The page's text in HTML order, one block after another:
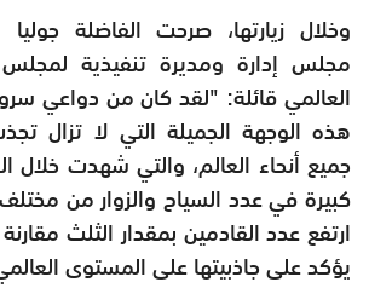
وخلال زيارتها، صرحت الفاضلة
مجلس إدارة ومديرة تنفيذية
العالمي قائلة: "لقد كان من دواعي
هذه الوجهة الجميلة التي لا تزال
جميع أنحاء العالم، والتي شهدت خلال
كبيرة في عدد السياح والزوار من
ارتفع عدد القادمين بمقدار الثلث
يؤكد على جاذبيتها على المستوى